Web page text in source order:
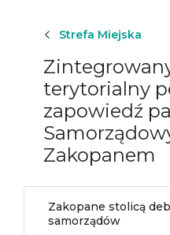
Strefa Miejska
terytorialny
zapowiedź
Zakopanem
Zakopane stolicą
samorządów